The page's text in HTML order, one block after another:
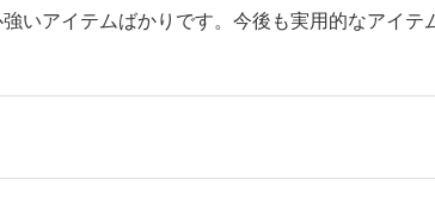
いアイテムばかりです。今後も実用的なアイ